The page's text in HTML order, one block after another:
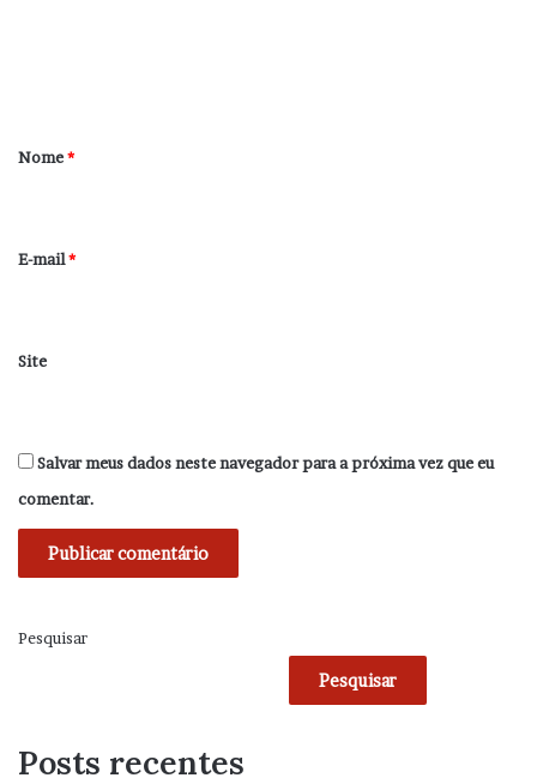
r
*
Nome*
E-mail*
Site
Salvar meus dados neste navegador para a próxima vez que eu
comentar.
Pesquisar
Pesquisar
Posts recentes